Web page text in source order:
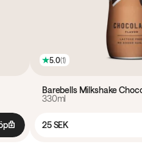
5.0(1)
Barebells Milkshake
330ml
25 SEK